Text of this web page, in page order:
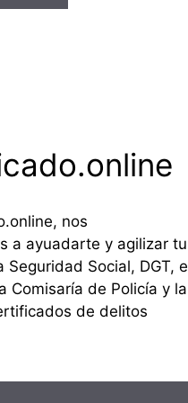
nos
a ayuadarte y agilizar
Seguridad Social, DGT,
Comisaría de Policía y la
de delitos